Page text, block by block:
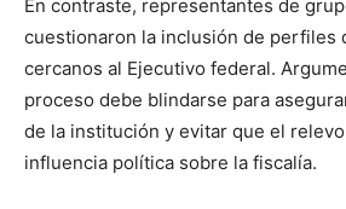
En contraste, representantes de
cuestionaron la inclusión de perfiles
cercanos al Ejecutivo federal.
proceso debe blindarse para
de la institución y evitar que el
influencia política sobre la fiscalía.